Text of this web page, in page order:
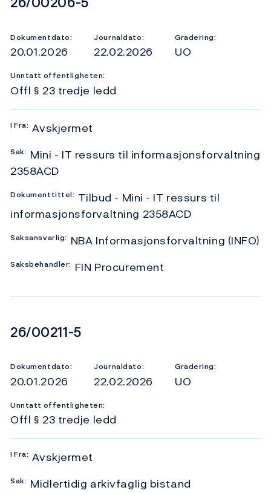
Dokumentdato:
20.01.2026
Journaldato:
22.02.2026
Gradering:
UO
Unntatt offentligheten:
Offl § 23 tredje ledd
I Fra: Avskjermet
Sak: Mini - IT ressurs til informasjonsforvaltning
2358ACD
Dokumenttittel: Tilbud - Mini - IT ressurs til
informasjonsforvaltning 2358ACD
Saksansvarlig: NBA Informasjonsforvaltning (INFO)
Saksbehandler: FIN Procurement
Dokumentnummer
26/00211-5
Dokumentdato:
20.01.2026
Journaldato:
22.02.2026
Gradering:
UO
Unntatt offentligheten:
Offl § 23 tredje ledd
I Fra: Avskjermet
Sak: Midlertidig arkivfaglig bistand